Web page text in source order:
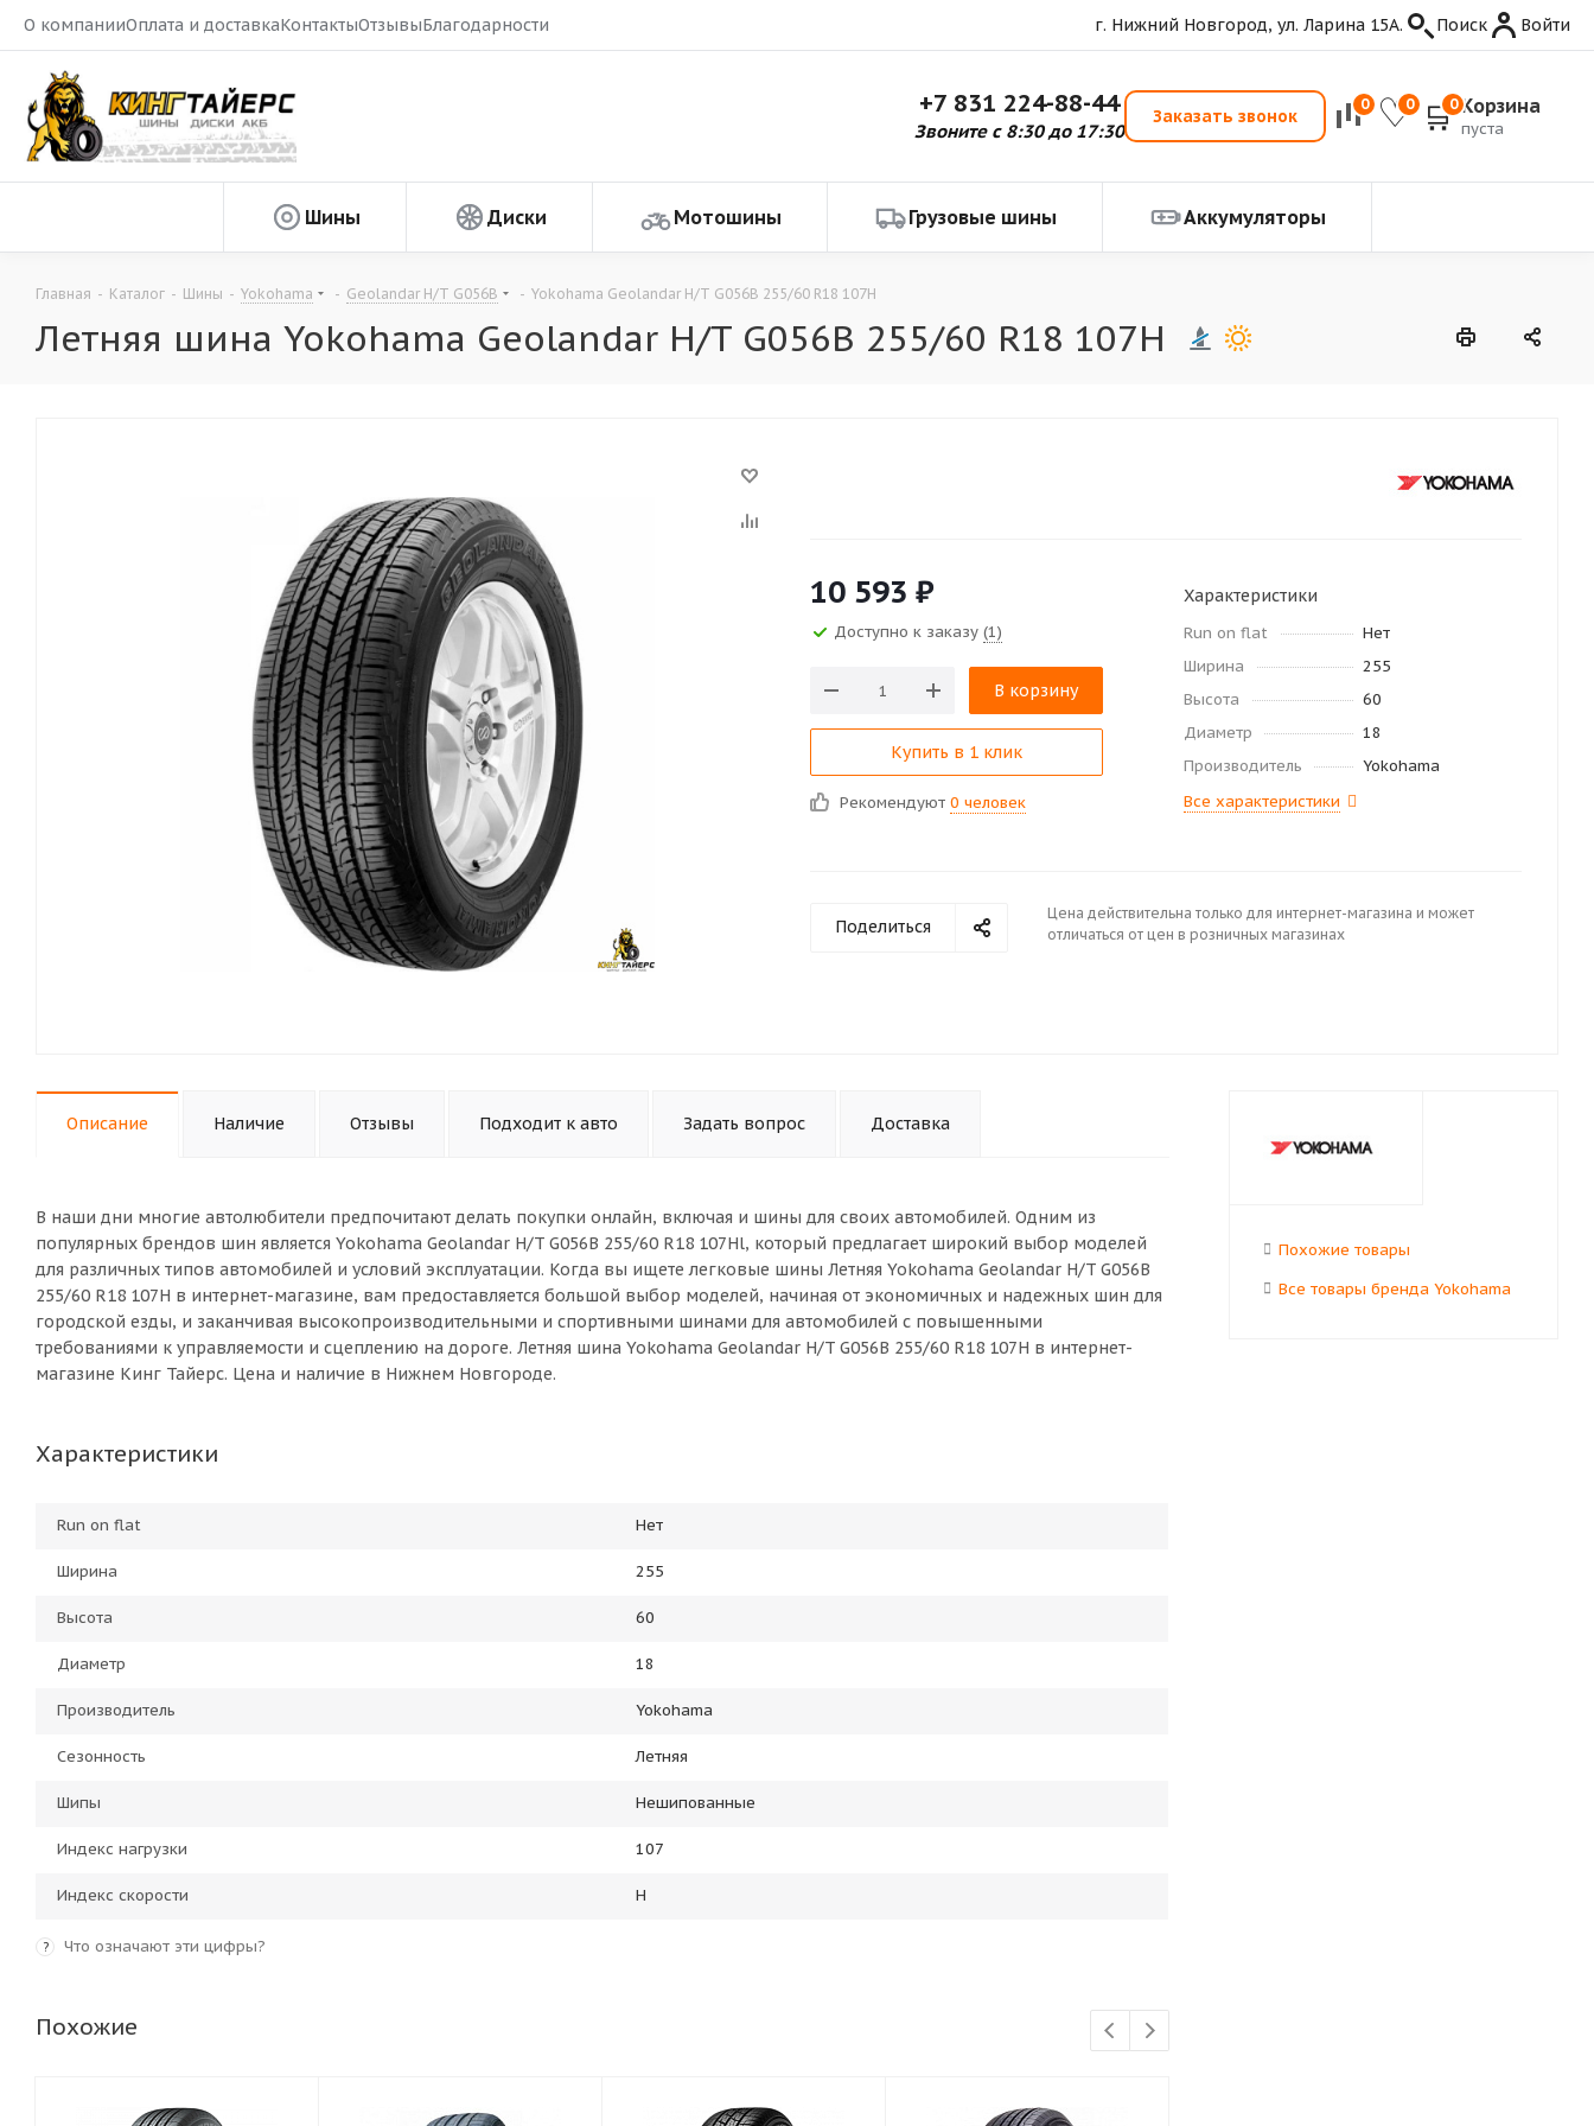
О компанииОплата и доставкаКонтактыОтзывыБлагодарности г. Нижний Новгород, ул. Ларина 15А. Поиск Войти
+7 831 224-88-44
Звоните с 8:30 до 17:30
Заказать звонок
0 0 0 Корзина
пуста
Шины Диски Мотошины Грузовые шины Аккумуляторы
Главная - Каталог - Шины - Yokohama - Geolandar H/T G056B - Yokohama Geolandar H/T G056B 255/60 R18 107H
Летняя шина Yokohama Geolandar H/T G056B 255/60 R18 107H
10 593 ₽
Доступно к заказу (1)
В корзину
Купить в 1 клик
Рекомендуют 0 человек
Характеристики
Run on flat
Нет
Ширина
255
Высота
60
Диаметр
18
Производитель
Yokohama
Все характеристики
Поделиться
Цена действительна только для интернет-магазина и может
отличаться от цен в розничных магазинах
Описание Наличие Отзывы Подходит к авто Задать вопрос Доставка
В наши дни многие автолюбители предпочитают делать покупки онлайн, включая и шины для своих автомобилей. Одним из
популярных брендов шин является Yokohama Geolandar H/T G056B 255/60 R18 107Hl, который предлагает широкий выбор моделей
для различных типов автомобилей и условий эксплуатации. Когда вы ищете легковые шины Летняя Yokohama Geolandar H/T G056B
255/60 R18 107H в интернет-магазине, вам предоставляется большой выбор моделей, начиная от экономичных и надежных шин для
городской езды, и заканчивая высокопроизводительными и спортивными шинами для автомобилей с повышенными
требованиями к управляемости и сцеплению на дороге. Летняя шина Yokohama Geolandar H/T G056B 255/60 R18 107H в интернет-
магазине Кинг Тайерс. Цена и наличие в Нижнем Новгороде.
Характеристики
Run on flat Нет
Ширина 255
Высота 60
Диаметр 18
Производитель Yokohama
Сезонность Летняя
Шипы Нешипованные
Индекс нагрузки 107
Индекс скорости H
? Что означают эти цифры?
Похожие
Похожие товары
Все товары бренда Yokohama